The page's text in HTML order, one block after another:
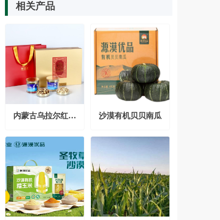
相关产品
内蒙古乌拉尔红皮 沙漠有机贝贝南瓜